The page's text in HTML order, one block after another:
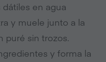
dátiles en agua
y muele junto a la
puré sin trozos.
y forma la